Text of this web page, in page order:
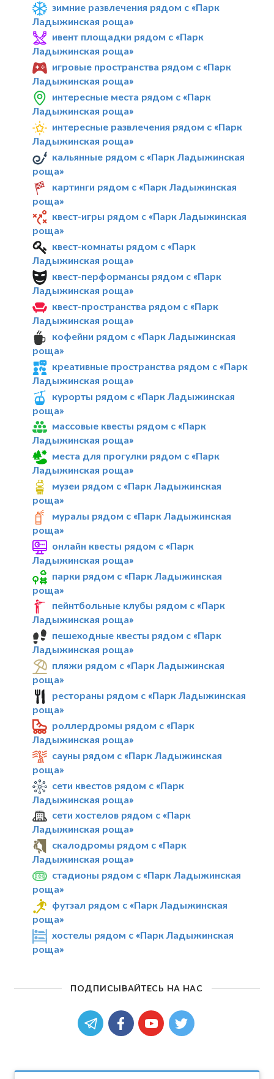
зимние развлечения рядом с «Парк
Ладыжинская роща»
ивент площадки рядом с «Парк
Ладыжинская роща»
игровые пространства рядом с «Парк
Ладыжинская роща»
интересные места рядом с «Парк
Ладыжинская роща»
интересные развлечения рядом с «Парк
Ладыжинская роща»
кальянные рядом с «Парк Ладыжинская
роща»
картинги рядом с «Парк Ладыжинская
роща»
квест-игры рядом с «Парк Ладыжинская
роща»
квест-комнаты рядом с «Парк
Ладыжинская роща»
квест-перформансы рядом с «Парк
Ладыжинская роща»
квест-пространства рядом с «Парк
Ладыжинская роща»
кофейни рядом с «Парк Ладыжинская
роща»
креативные пространства рядом с «Парк
Ладыжинская роща»
курорты рядом с «Парк Ладыжинская
роща»
массовые квесты рядом с «Парк
Ладыжинская роща»
места для прогулки рядом с «Парк
Ладыжинская роща»
музеи рядом с «Парк Ладыжинская
роща»
муралы рядом с «Парк Ладыжинская
роща»
онлайн квесты рядом с «Парк
Ладыжинская роща»
парки рядом с «Парк Ладыжинская
роща»
пейнтбольные клубы рядом с «Парк
Ладыжинская роща»
пешеходные квесты рядом с «Парк
Ладыжинская роща»
пляжи рядом с «Парк Ладыжинская
роща»
рестораны рядом с «Парк Ладыжинская
роща»
роллердромы рядом с «Парк
Ладыжинская роща»
сауны рядом с «Парк Ладыжинская
роща»
сети квестов рядом с «Парк
Ладыжинская роща»
сети хостелов рядом с «Парк
Ладыжинская роща»
скалодромы рядом с «Парк
Ладыжинская роща»
стадионы рядом с «Парк Ладыжинская
роща»
футзал рядом с «Парк Ладыжинская
роща»
хостелы рядом с «Парк Ладыжинская
роща»
ПОДПИСЫВАЙТЕСЬ НА НАС